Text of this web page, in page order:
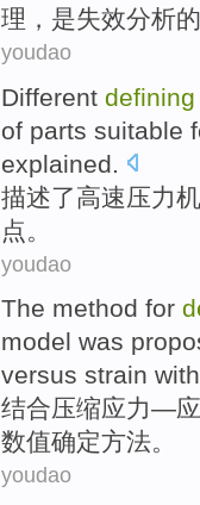
理 ， 是失效分析的
youdao
Different defining
of parts suitable
explained.
描述了高速压力机
点 。
youdao
The method for
model was
versus strain with
结合压缩应力—
数值确定方法。
youdao